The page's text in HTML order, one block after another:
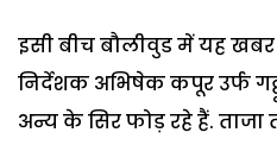
इसी बीच बौलीवुड में यह
निर्देशक अभिषेक कपूर उर्फ
अन्य के सिर फोड़ रहे हैं.